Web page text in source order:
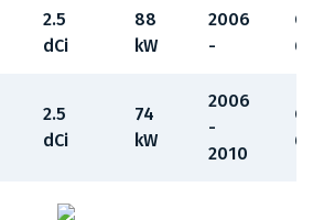
2.5
dCi
88
kW
2006
-
2.5
dCi
74
kW
2006
-
2010